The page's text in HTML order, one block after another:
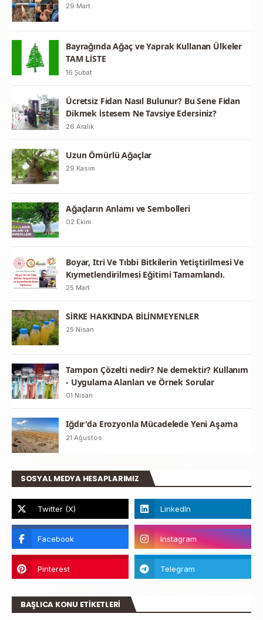
29 Mart
Bayrağında Ağaç ve Yaprak Kullanan Ülkeler
TAM LİSTE
16 Şubat
Ücretsiz Fidan Nasıl Bulunur? Bu Sene Fidan
Dikmek İstesem Ne Tavsiye Edersiniz?
26 Aralık
Uzun Ömürlü Ağaçlar
29 Kasım
Ağaçların Anlamı ve Sembolleri
02 Ekim
Boyar, Itri Ve Tıbbi Bitkilerin Yetiştirilmesi Ve
Kıymetlendirilmesi Eğitimi Tamamlandı.
25 Mart
SİRKE HAKKINDA BİLİNMEYENLER
25 Nisan
Tampon Çözelti nedir? Ne demektir? Kullanım
- Uygulama Alanları ve Örnek Sorular
01 Nisan
Iğdır'da Erozyonla Mücadelede Yeni Aşama
21 Ağustos
SOSYAL MEDYA HESAPLARIMIZ
BAŞLICA KONU ETİKETLERİ